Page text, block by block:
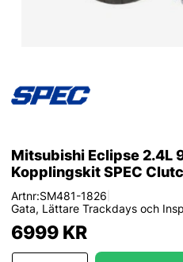
Mitsubishi Eclipse 2.4L
Kopplingskit SPEC
Artnr:SM481-1826
Gata, Lättare Trackdays och
6999KR